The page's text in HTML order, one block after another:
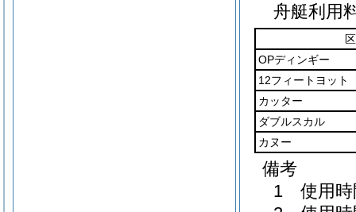
舟艇利用
OPディンギー
12フィートヨット
カッター
ダブルスカル
カヌー
備考
1 使用時